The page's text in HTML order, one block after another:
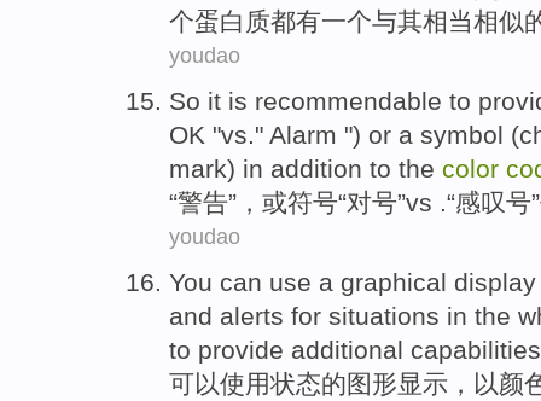
个蛋白质都有一个与其相当相似
youdao
So it is recommendable to
OK "vs." Alarm ") or a symbol (
mark) in addition to the color
“警告”， 或符号“对号”vs .“感叹号
youdao
You can use a graphical display
and alerts for situations in the
to provide additional capabilities
可以使用状态的图形显示 ， 以颜